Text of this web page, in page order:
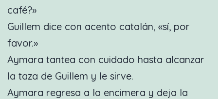
café?»
Guillem dice con acento catalán, «sí, por
favor.»
Aymara tantea con cuidado hasta alcanzar
la taza de Guillem y le sirve.
Aymara regresa a la encimera y deja la